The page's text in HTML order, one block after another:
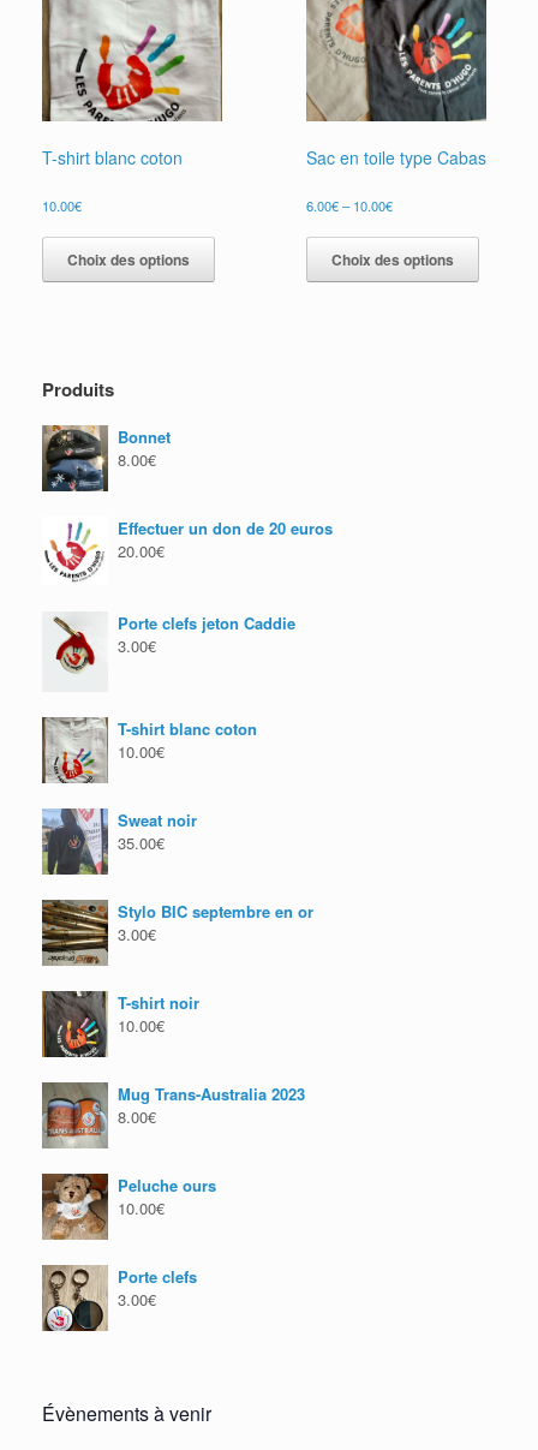
sur
du
T-shirt blanc coton
10.00€
Choix des options
a
du
Sac en toile type Cabas
6.00€–10.00€
Choix des options
a
Produits
Bonnet
8.00€
Effectuer un don de 20 euros
20.00€
Porte clefs jeton Caddie
3.00€
T-shirt blanc coton
10.00€
Sweat noir
35.00€
Stylo BIC septembre en or
3.00€
T-shirt noir
10.00€
Mug Trans-Australia 2023
8.00€
Peluche ours
10.00€
Porte clefs
3.00€
Évènements à venir